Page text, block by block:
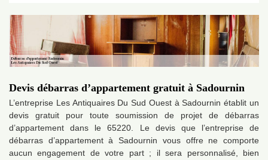
Devis débarras d’appartement gratuit à Sadournin
L’entreprise Les Antiquaires Du Sud Ouest à Sadournin établit un
devis gratuit pour toute soumission de projet de débarras
d’appartement dans le 65220. Le devis que l’entreprise de
débarras d’appartement à Sadournin vous offre ne comporte
aucun engagement de votre part ; il sera personnalisé, bien